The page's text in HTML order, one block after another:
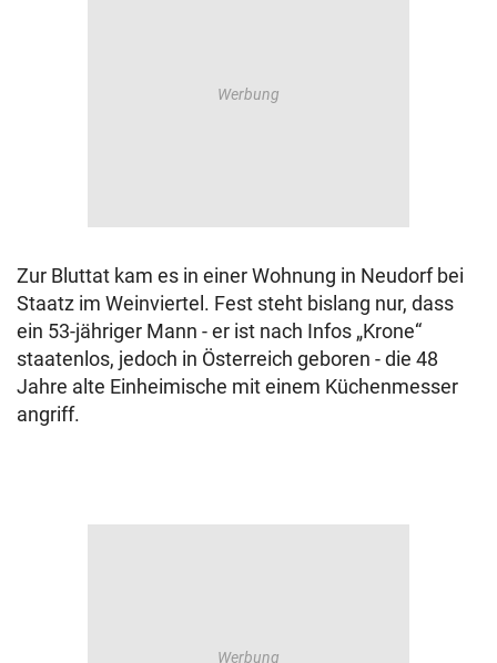
Zur Bluttat kam es in einer Wohnung in Neudorf bei
Staatz im Weinviertel. Fest steht bislang nur, dass
ein 53-jähriger Mann - er ist nach Infos „Krone“
staatenlos, jedoch in Österreich geboren - die 48
Jahre alte Einheimische mit einem Küchenmesser
angriff.